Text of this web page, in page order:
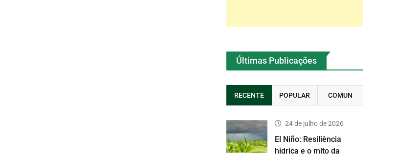
Últimas Publicações
RECENTE POPULAR COMUN
24 de julho de 2026
El Niño: Resiliência
hídrica e o mito da